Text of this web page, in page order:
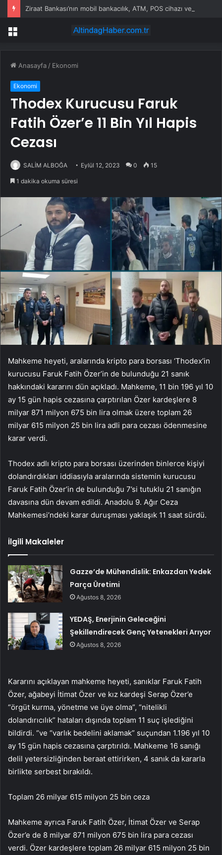
Menü
Anasayfa / Ekonomi
Ekonomi
Thodex Kurucusu Faruk
Fatih Özer’e 11 Bin Yıl Hapis
Cezası
SALİM ALBOĞA Eylül 12, 2023 0 15
1 dakika okuma süresi
Mahkeme heyeti, aralarında kripto para borsası ‘Thodex’in
kurucusu Faruk Fatih Özer’in de bulunduğu 21 sanık
hakkındaki kararını dün açıkladı. Mahkeme, 11 bin 196 yıl 10
ay 15 gün hapis cezasına çarptırılan Özer kardeşlere 8
milyar 871 milyon 675 bin lira olmak üzere toplam 26
milyar 615 milyon 25 bin lira adli para cezası ödenmesine
karar verdi.
Thodex adlı kripto para borsası üzerinden binlerce kişiyi
dolandırdıkları iddiasıyla aralarında sistemin kurucusu
Faruk Fatih Özer’in de bulunduğu 7’si tutuklu 21 sanığın
davasına dün devam edildi. Anadolu 9. Ağır Ceza
Mahkemesi’ndeki karar duruşması yaklaşık 11 saat sürdü.
İlgili Makaleler
Gazze’de Mühendislik: Enkazdan Yedek
Parça Üretimi
Ağustos 8, 2026
YEDAŞ, Enerjinin Geleceğini
Şekillendirecek Genç Yetenekleri Arıyor
Ağustos 8, 2026
Kararını açıklayan mahkeme heyeti, sanıklar Faruk Fatih
Özer, ağabeyi İtimat Özer ve kız kardeşi Serap Özer’e
“örgüt kurma, yönetme ve üye olma”, “nitelikli
dolandırıcılık” hataları dışında toplam 11 suç işlediğini
bildirdi. “ve “varlık bedelini aklamak” suçundan 1.196 yıl 10
ay 15 gün hapis cezasına çarptırıldı. Mahkeme 16 sanığı
delil yetersizliğinden beraat ettirirken, 4 sanık da kararla
birlikte serbest bırakıldı.
Toplam 26 milyar 615 milyon 25 bin ceza
Mahkeme ayrıca Faruk Fatih Özer, İtimat Özer ve Serap
Özer’e de 8 milyar 871 milyon 675 bin lira para cezası
verdi. Özer kardeşlere toplam 26 milyar 615 milyon 25 bin